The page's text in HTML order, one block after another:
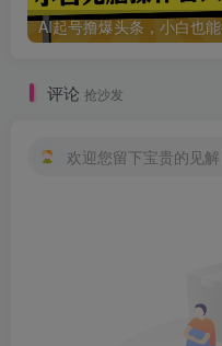
评论 抢沙发
欢迎您留下宝贵的见解